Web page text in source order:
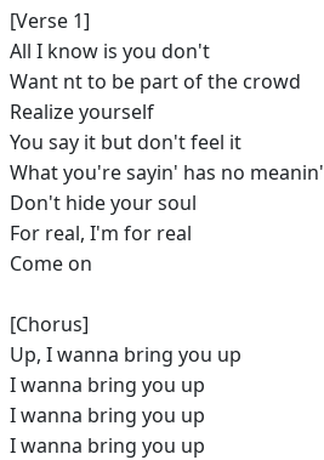
[Verse 1]
All I know is you don't
Want nt to be part of the crowd
Realize yourself
You say it but don't feel it
What you're sayin' has no meanin'
Don't hide your soul
For real, I'm for real
Come on
[Chorus]
Up, I wanna bring you up
I wanna bring you up
I wanna bring you up
I wanna bring you up